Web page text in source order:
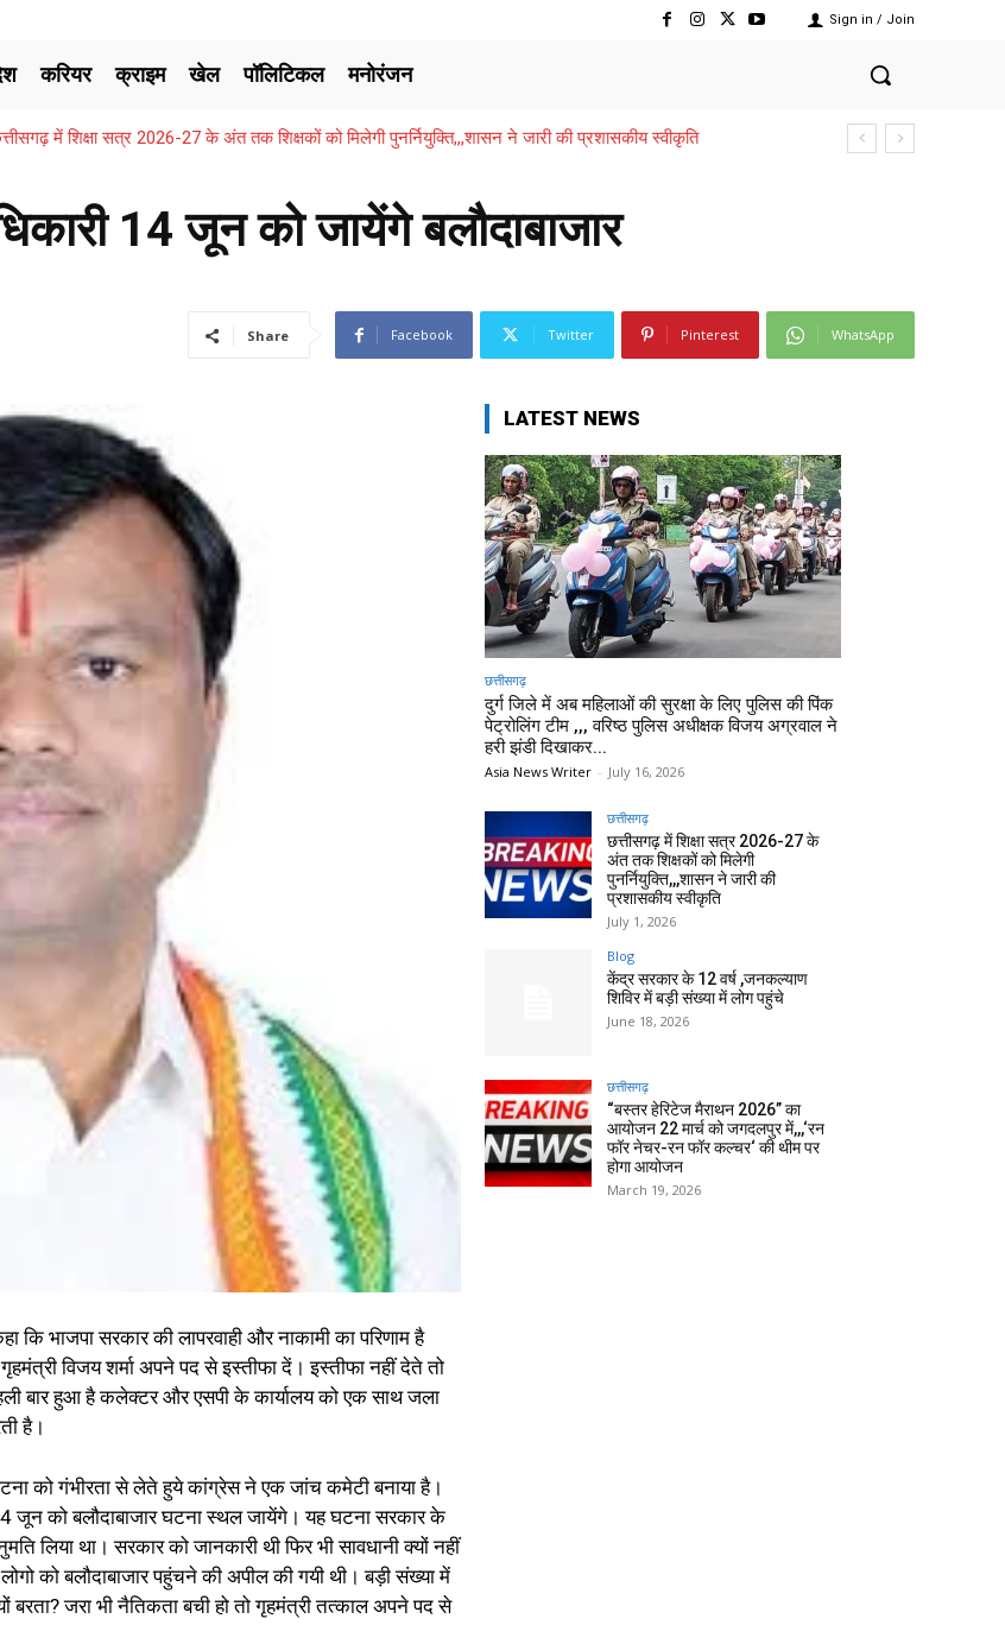
Sign in / Join
करियर क्राइम खेल पॉलिटिकल मनोरंजन
में शिक्षा सत्र 2026-27 के अंत तक शिक्षकों को मिलेगी पुनर्नियुक्ति,,,शासन ने जारी की प्रशासकीय स्वीकृति
14 जून को जायेंगे बलौदाबाजार
Share Facebook Twitter Pinterest WhatsApp
भाजपा सरकार की लापरवाही और नाकामी का परिणाम है
विजय शर्मा अपने पद से इस्तीफा दें। इस्तीफा नहीं देते तो
बार हुआ है कलेक्टर और एसपी के कार्यालय को एक साथ जला
है।
को गंभीरता से लेते हुये कांग्रेस ने एक जांच कमेटी बनाया है।
जून को बलौदाबाजार घटना स्थल जायेंगे। यह घटना सरकार के
लिया था। सरकार को जानकारी थी फिर भी सावधानी क्यों नहीं
को बलौदाबाजार पहुंचने की अपील की गयी थी। बड़ी संख्या में
जरा भी नैतिकता बची हो तो गृहमंत्री तत्काल अपने पद से
LATEST NEWS
छत्तीसगढ़
दुर्ग जिले में अब महिलाओं की सुरक्षा के लिए पुलिस की पिंक
पेट्रोलिंग टीम ,,, वरिष्ठ पुलिस अधीक्षक विजय अग्रवाल ने
हरी झंडी दिखाकर...
Asia News Writer - July 16, 2026
छत्तीसगढ़
छत्तीसगढ़ में शिक्षा सत्र 2026-27 के
अंत तक शिक्षकों को मिलेगी
पुनर्नियुक्ति,,,शासन ने जारी की
प्रशासकीय स्वीकृति
July 1, 2026
Blog
केंद्र सरकार के 12 वर्ष ,जनकल्याण
शिविर में बड़ी संख्या में लोग पहुंचे
June 18, 2026
छत्तीसगढ़
“बस्तर हेरिटेज मैराथन 2026” का
आयोजन 22 मार्च को जगदलपुर में,,,‘रन
फॉर नेचर-रन फॉर कल्चर‘ की थीम पर
होगा आयोजन
March 19, 2026